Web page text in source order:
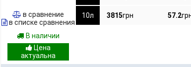
в сравнение
в списке сравнения
В наличии
10л 3815грн 57.2